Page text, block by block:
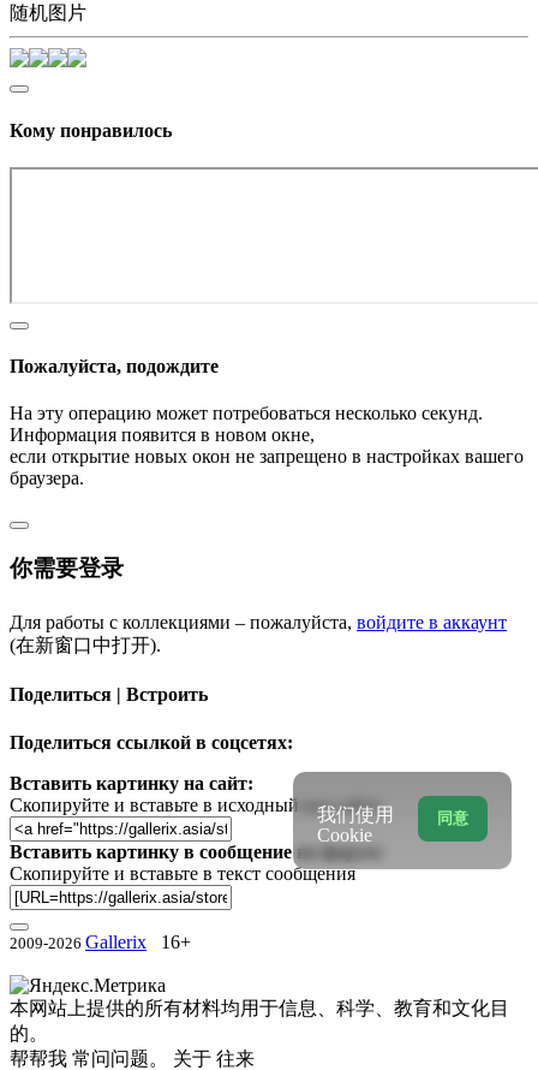
随机图片
Кому понравилось
Пожалуйста, подождите
На эту операцию может потребоваться несколько секунд.
Информация появится в новом окне,
если открытие новых окон не запрещено в настройках вашего
браузера.
你需要登录
Для работы с коллекциями – пожалуйста, войдите в аккаунт
(在新窗口中打开).
Поделиться | Встроить
Поделиться ссылкой в соцсетях:
Вставить картинку на сайт:
Скопируйте и вставьте в исходный код сайта
Вставить картинку в сообщение на форум:
Скопируйте и вставьте в текст сообщения
2009-2026 Gallerix 16+
本网站上提供的所有材料均用于信息、科学、教育和文化目
的。
帮帮我 常问问题。 关于 往来
同意
我们使用
Cookie